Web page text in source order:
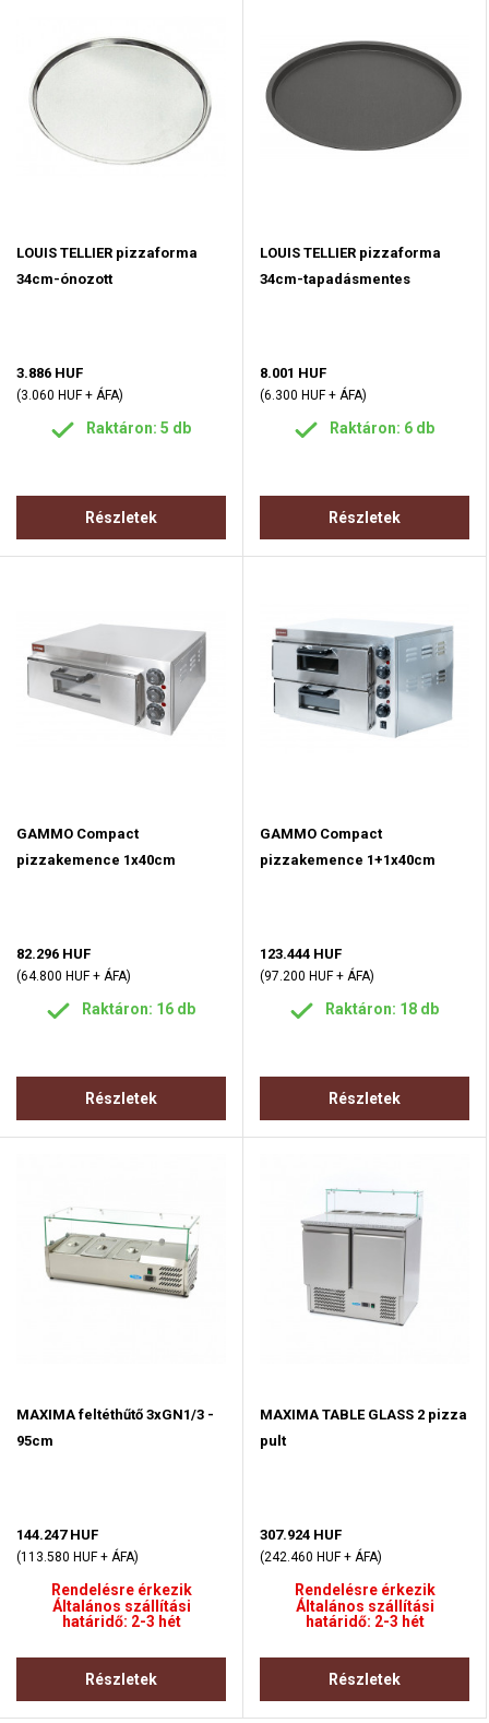
LOUIS TELLIER pizzaforma
34cm-ónozott
3.886 HUF
(3.060 HUF + ÁFA)
Raktáron: 5 db
Részletek
LOUIS TELLIER pizzaforma
34cm-tapadásmentes
8.001 HUF
(6.300 HUF + ÁFA)
Raktáron: 6 db
Részletek
GAMMO Compact
pizzakemence 1x40cm
82.296 HUF
(64.800 HUF + ÁFA)
Raktáron: 16 db
Részletek
GAMMO Compact
pizzakemence 1+1x40cm
123.444 HUF
(97.200 HUF + ÁFA)
Raktáron: 18 db
Részletek
MAXIMA feltéthűtő 3xGN1/3 -
95cm
144.247 HUF
(113.580 HUF + ÁFA)
Rendelésre érkezik
Általános szállítási
határidő: 2-3 hét
Részletek
MAXIMA TABLE GLASS 2 pizza
pult
307.924 HUF
(242.460 HUF + ÁFA)
Rendelésre érkezik
Általános szállítási
határidő: 2-3 hét
Részletek